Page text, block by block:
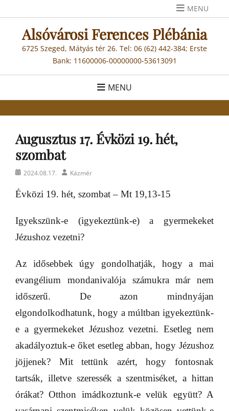
to
content
MENU
Alsóvárosi Ferences Plébánia
6725 Szeged, Mátyás tér 26. Tel: 06 (62) 442-384; Erste
Bank: 11600006-00000000-53613091
MENU
Augusztus 17. Évközi 19. hét,
szombat
Posted2024.08.17. AuthorKázmér
Évközi 19. hét, szombat – Mt 19,13-15
Igyekszünk-e (igyekeztünk-e) a gyermekeket
Jézushoz vezetni?
Az idősebbek úgy gondolhatják, hogy a mai
evangélium mondanivalója számukra már nem
időszerű. De azon mindnyájan
elgondolkodhatunk, hogy a múltban igyekeztünk-
e a gyermekeket Jézushoz vezetni. Esetleg nem
akadályoztuk-e őket esetleg abban, hogy Jézushoz
jöjjenek? Mit tettünk azért, hogy fontosnak
tartsák, illetve szeressék a szentmiséket, a hittan
órákat? Otthon imádkoztunk-e velük együtt? A